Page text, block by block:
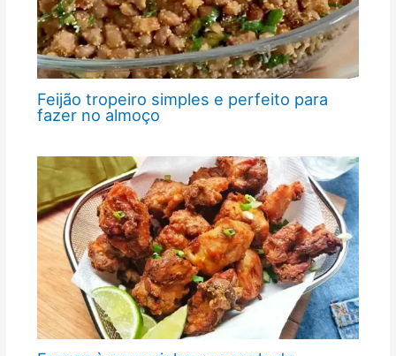
Feijão tropeiro simples e perfeito para
fazer no almoço